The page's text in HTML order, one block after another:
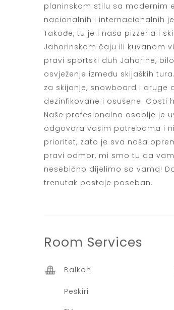
planinskom stilu sa modernim
nacionalnih i internacionalnih
Takođe, tu je i naša pizzeria i
Jahorinskom čaju ili kuvanom
pravi sportski duh Jahorine,
osvježenje između skijaških
za skijanje, snowboard i druge
dezinfikovane i osušene. Gosti
Naše profesionalno osoblje je
odgovara vašim potrebama i
prioritet, zato je sva naša
pravi odmor, mi smo tu da
nesebično dijelimo sa vama!
trenutak postaje poseban.
Room Services
Balkon
Peškiri